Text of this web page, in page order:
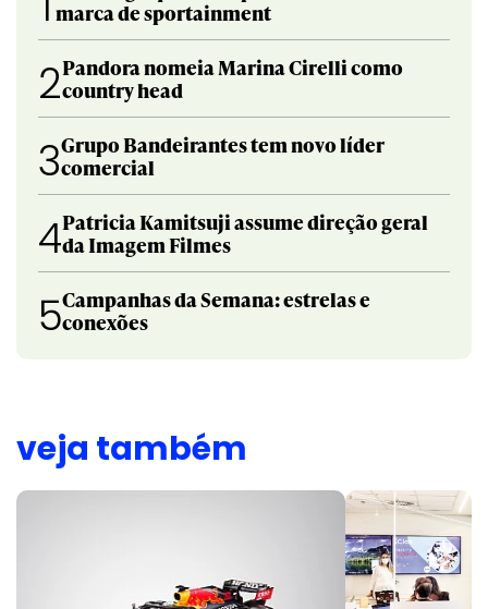
marca de sportainment
2Pandora nomeia Marina Cirelli como
country head
3Grupo Bandeirantes tem novo líder
comercial
4Patricia Kamitsuji assume direção geral
da Imagem Filmes
5Campanhas da Semana: estrelas e
conexões
veja também